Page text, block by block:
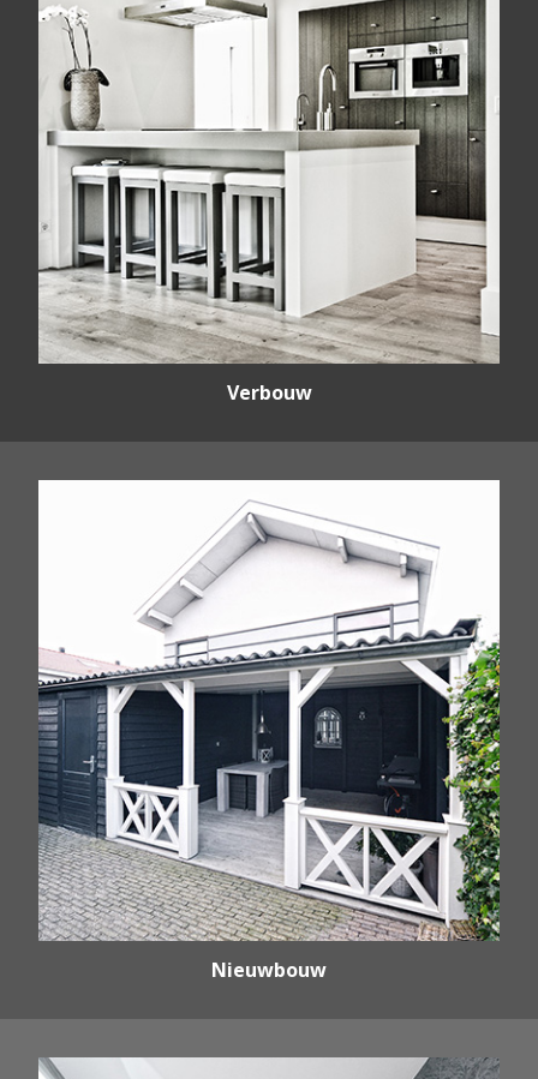
Verbouw
Nieuwbouw